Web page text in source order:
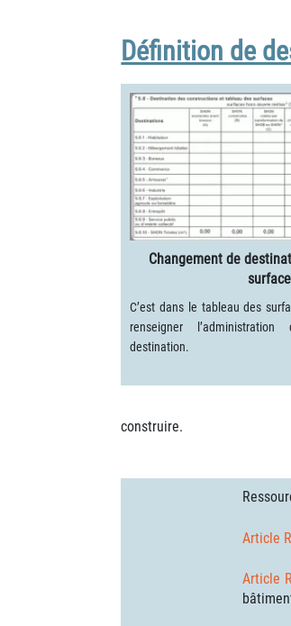
Définition de
Changement de
C’est dans le tableau des
renseigner
destination.
construire.
Article
Article